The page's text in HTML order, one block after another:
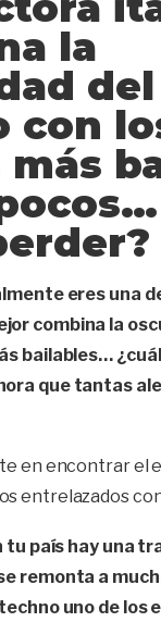
la
del
con
eres una
combina la
bailables…
que tantas
en encontrar el
entrelazados
tu país hay una
remonta a
uno de los